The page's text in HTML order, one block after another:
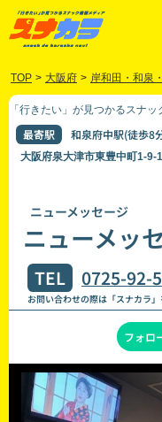
TOP > 大阪府 > 岸和田・和泉
「行きたい」が見つかるスナ
最寄駅 和泉府中駅(徒歩8
大阪府泉大津市東豊中町1-9-
ニューメッセージ
ニューメッ
TEL 0725-92-
お問い合わせの際は「スナカラ
フォロ